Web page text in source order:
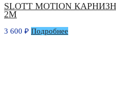
SLOTT MOTION
2М
3 600 ₽ Подробнее